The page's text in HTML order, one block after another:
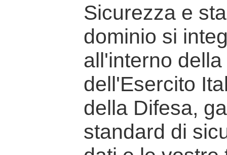
Sicurezza e
dominio si
all'interno
dell'Esercito
della Difesa,
standard di